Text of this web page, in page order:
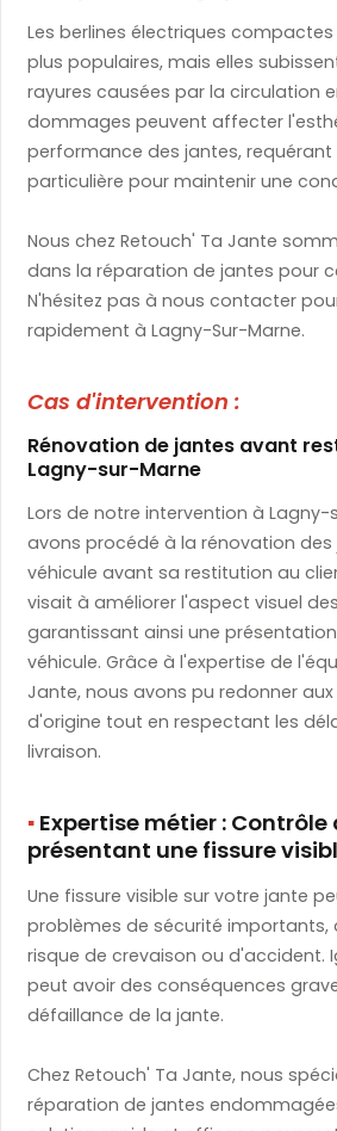
Les berlines électriques
plus populaires, mais elles
rayures causées par la circulation
dommages peuvent affecter
performance des jantes,
particulière pour maintenir une
Nous chez Retouch' Ta Jante
dans la réparation de jantes pour
N'hésitez pas à nous contacter
rapidement à Lagny-Sur-Marne.
Cas d'intervention :
Rénovation de jantes avant
Lagny-sur-Marne
Lors de notre intervention à Lagny-
avons procédé à la rénovation
véhicule avant sa restitution au
visait à améliorer l'aspect visuel
garantissant ainsi une
véhicule. Grâce à l'expertise de
Jante, nous avons pu redonner
d'origine tout en respectant les
livraison.
▪️ Expertise métier :
présentant une fissure
Une fissure visible sur votre jante
problèmes de sécurité
risque de crevaison ou d'accident.
peut avoir des conséquences
défaillance de la jante.
Chez Retouch' Ta Jante, nous
réparation de jantes